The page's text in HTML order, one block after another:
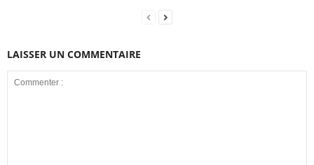
LAISSER UN COMMENTAIRE